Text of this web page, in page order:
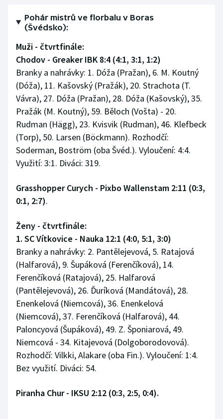
Triatlon
Veslování
Vodní slalom
Volejbal
Ostatní
Pohár mistrů ve florbalu v Boras
(Švédsko):
Muži - čtvrtfinále:
Chodov - Greaker IBK 8:4 (4:1, 3:1, 1:2)
Branky a nahrávky: 1. Dóža (Pražan), 6. M. Koutný
(Dóža), 11. Kašovský (Pražák), 20. Strachota (T.
Vávra), 27. Dóža (Pražan), 28. Dóža (Kašovský), 35.
Pražák (M. Koutný), 59. Běloch (Vošta) - 20.
Rudman (Hägg), 23. Kvisvik (Rudman), 46. Klefbeck
(Torp), 50. Larsen (Böckmann). Rozhodčí:
Soderman, Boström (oba Švéd.). Vyloučení: 4:4.
Využití: 3:1. Diváci: 319.
Grasshopper Curych - Pixbo Wallenstam 2:11 (0:3,
0:1, 2:7).
Ženy - čtvrtfinále:
1. SC Vítkovice - Nauka 12:1 (4:0, 5:1, 3:0)
Branky a nahrávky: 2. Pantělejevová, 5. Ratajová
(Halfarová), 9. Šupáková (Ferenčíková), 14.
Ferenčíková (Ratajová), 25. Halfarová
(Pantělejevová), 26. Ďuríková (Mandátová), 28.
Enenkelová (Niemcová), 36. Enenkelová
(Niemcová), 37. Ferenčíková (Halfarová), 44.
Paloncyová (Šupáková), 49. Z. Šponiarová, 49.
Niemcová - 34. Kitajevová (Dolgoborodovová).
Rozhodčí: Vilkki, Alakare (oba Fin.). Vyloučení: 1:4.
Bez využití. Diváci: 54.
Piranha Chur - IKSU 2:12 (0:3, 2:5, 0:4).